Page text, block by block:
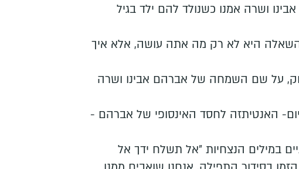
ושרה אמנו כשנולד להם ילד בגיל
השאלה היא לא רק מה אתה עושה, אלא איך
על שם השמחה של אברהם אבינו ושרה
האנטיתזה לחסד האינסופי של אברהם -
במילים הנצחיות ״אל תשלח ידך אל